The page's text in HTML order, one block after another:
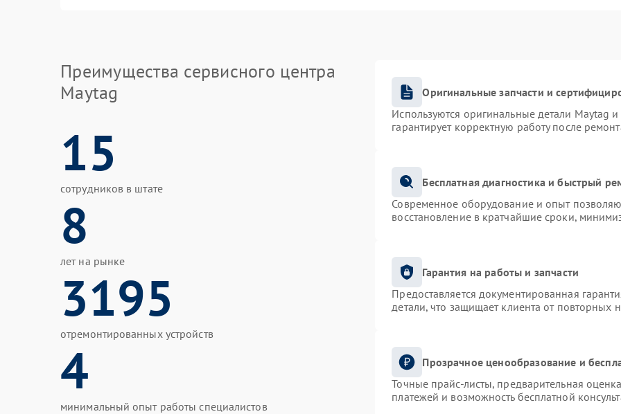
Преимущества сервисного центра
Maytag
15
сотрудников в штате
8
лет на рынке
3195
отремонтированных устройств
4
минимальный опыт работы специалистов
Оригинальные запчасти и
Используются оригинальные детали
гарантирует корректную работу после
Бесплатная диагностика и быстрый
Современное оборудование и опыт
восстановление в кратчайшие сроки,
Гарантия на работы и запчасти
Предоставляется документированная
детали, что защищает клиента от повторных
Прозрачное ценообразование и
Точные прайс-листы, предварительная
платежей и возможность бесплатной